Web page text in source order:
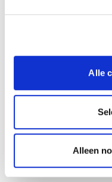
Alle
Alleen